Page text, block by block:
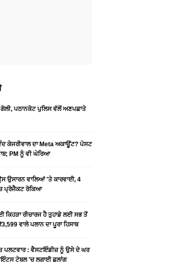
ਗੋਲੀ, ਪਠਾਨਕੋਟ ਪੁਲਿਸ ਵੱਲੋਂ ਅਣਪਛਾਤੇ
ਕੇਜਰੀਵਾਲ ਦਾ Meta ਅਕਾਊਂਟ? ਪੋਸਟ
PM ਨੂੰ ਵੀ ਘੇਰਿਆ
ਉਸਾਰਨ ਵਾਲਿਆਂ 'ਤੇ ਕਾਰਵਾਈ, 4
ਪ੍ਰੋਜੈਕਟ ਰੋਕਿਆ
ਕਿਹੜਾ ਰੀਚਾਰਜ ਹੈ ਤੁਹਾਡੇ ਲਈ ਸਭ ਤੋਂ
ਵਾਲੇ ਪਲਾਨ ਦਾ ਪੂਰਾ ਹਿਸਾਬ
ਪਲਟਵਾਰ : ਵੈਸਟਇੰਡੀਜ਼ ਨੂੰ ਉਸੇ ਦੇ ਘਰ
ਟੇਬਲ 'ਚ ਲਗਾਈ ਛਲਾਂਗ